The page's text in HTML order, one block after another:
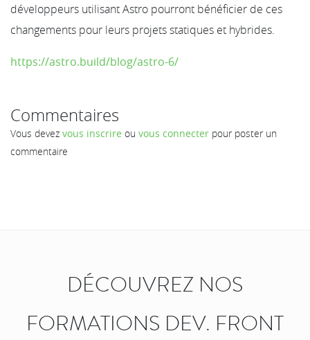
développeurs utilisant Astro pourront bénéficier de ces
changements pour leurs projets statiques et hybrides.
https://astro.build/blog/astro-6/
Commentaires
Vous devez vous inscrire ou vous connecter pour poster un
commentaire
DÉCOUVREZ NOS
FORMATIONS DEV. FRONT